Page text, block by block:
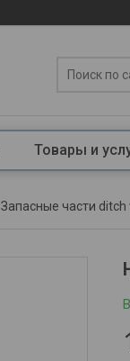
Товары и
Запасные части ditch